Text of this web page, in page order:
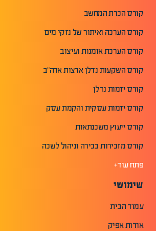
קורס הכרת המחשב
קורס הערכה ואיתור של נזקי מים
קורס הערכת אומנות ועיצוב
קורס השקעות נדלן ארצות ארה"ב
קורס יזמות נדלן
קורס יזמות עסקית והקמת עסק
קורס ייעוץ משכנתאות
קורס מזכירות בכירה וניהול לשכה
פתח עוד+
שימושי
עמוד הבית
אודות אפיק